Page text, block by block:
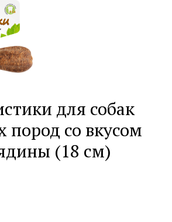
для собак
пород со вкусом
(18 см)